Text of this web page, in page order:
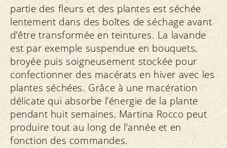
partie des fleurs et des plantes est séchée
lentement dans des boîtes de séchage avant
d’être transformée en teintures. La lavande
est par exemple suspendue en bouquets,
broyée puis soigneusement stockée pour
confectionner des macérats en hiver avec les
plantes séchées. Grâce à une macération
délicate qui absorbe l’énergie de la plante
pendant huit semaines, Martina Rocco peut
produire tout au long de l’année et en
fonction des commandes.